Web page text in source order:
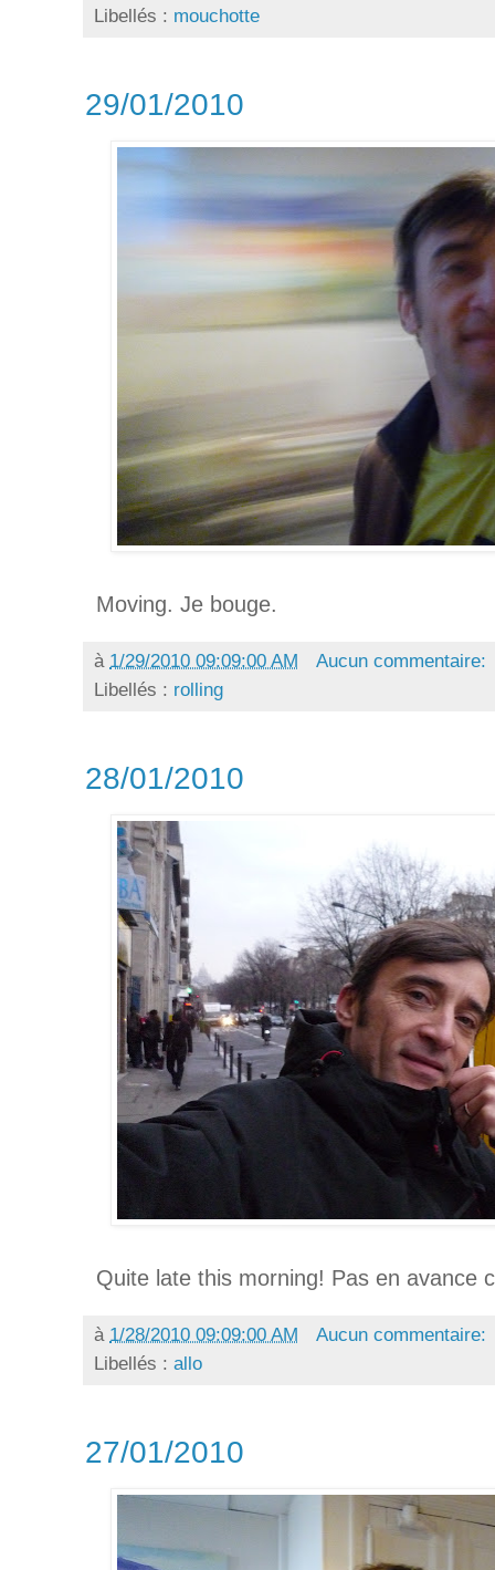
Libellés : mouchotte
29/01/2010
Moving. Je bouge.
à 1/29/2010 09:09:00 AM
Aucun commentaire:
Libellés : rolling
28/01/2010
Quite late this morning! Pas en avance
à 1/28/2010 09:09:00 AM
Aucun commentaire:
Libellés : allo
27/01/2010